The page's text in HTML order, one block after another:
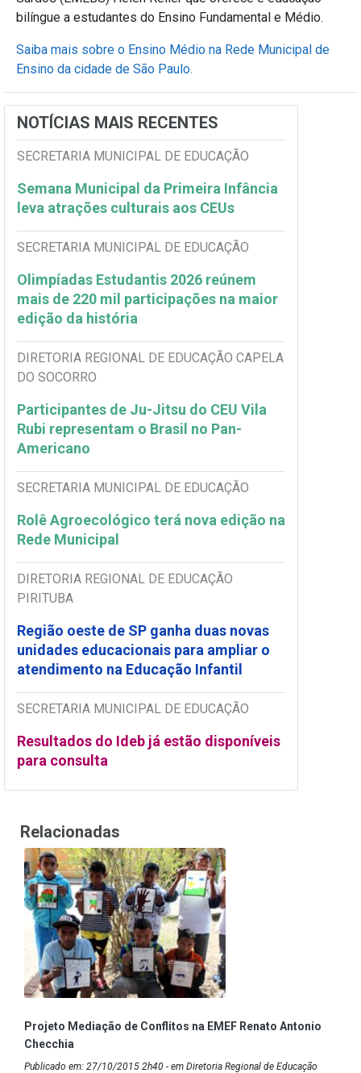
bilíngue a estudantes do Ensino Fundamental e Médio.
Saiba mais sobre o Ensino Médio na Rede Municipal de
Ensino da cidade de São Paulo.
NOTÍCIAS MAIS RECENTES
SECRETARIA MUNICIPAL DE EDUCAÇÃO
Semana Municipal da Primeira Infância
leva atrações culturais aos CEUs
SECRETARIA MUNICIPAL DE EDUCAÇÃO
Olimpíadas Estudantis 2026 reúnem
mais de 220 mil participações na maior
edição da história
DIRETORIA REGIONAL DE EDUCAÇÃO CAPELA
DO SOCORRO
Participantes de Ju-Jitsu do CEU Vila
Rubi representam o Brasil no Pan-
Americano
SECRETARIA MUNICIPAL DE EDUCAÇÃO
Rolê Agroecológico terá nova edição na
Rede Municipal
DIRETORIA REGIONAL DE EDUCAÇÃO
PIRITUBA
Região oeste de SP ganha duas novas
unidades educacionais para ampliar o
atendimento na Educação Infantil
SECRETARIA MUNICIPAL DE EDUCAÇÃO
Resultados do Ideb já estão disponíveis
para consulta
Relacionadas
Projeto Mediação de Conflitos na EMEF Renato Antonio
Checchia
Publicado em: 27/10/2015 2h40 - em Diretoria Regional de Educação